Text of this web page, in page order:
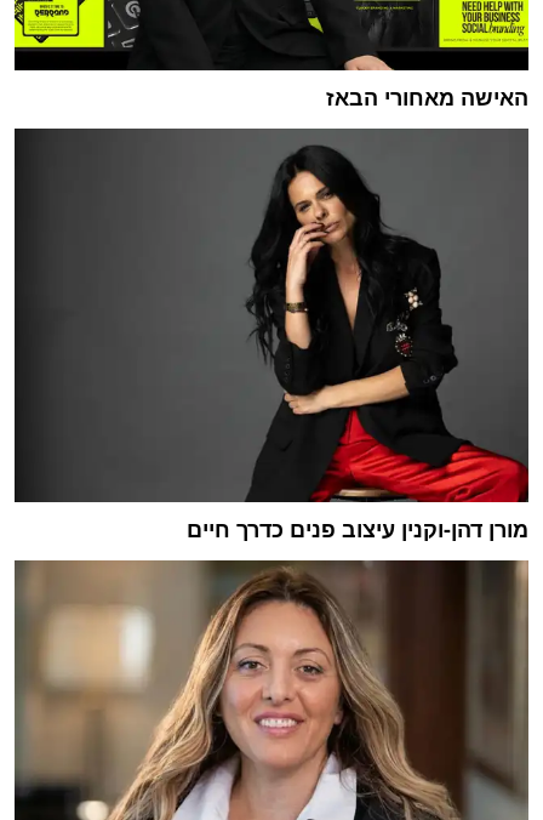
האישה מאחורי הבאז
מורן דהן-וקנין עיצוב פנים כדרך חיים